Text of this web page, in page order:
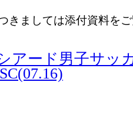
きましては添付資料を
アード男子サッ